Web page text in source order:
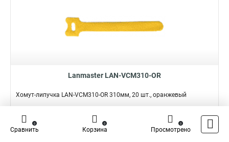
Lanmaster LAN-VCM310-OR
Хомут-липучка LAN-VCM310-OR 310мм, 20 шт., оранжевый
Подробнее Сравнить
Наличие:
Сравнить
0
Корзина
0
Просмотрено
0